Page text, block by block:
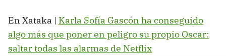
En Xataka | Karla Sofía Gascón ha conseguido
algo más que poner en peligro su propio Oscar:
saltar todas las alarmas de Netflix